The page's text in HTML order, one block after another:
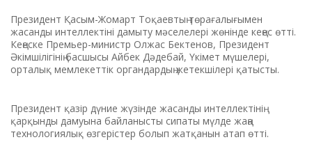
Президент Қасым-Жомарт Тоқаевтың төрағалығымен
жасанды интеллектіні дамыту мәселелері жөнінде кеңес өтті.
Кеңеске Премьер-министр Олжас Бектенов, Президент
Әкімшілігінің басшысы Айбек Дәдебай, Үкімет мүшелері,
орталық мемлекеттік органдардың жетекшілері қатысты.
Президент қазір дүние жүзінде жасанды интеллектінің
қарқынды дамуына байланысты сипаты мүлде жаңа
технологиялық өзгерістер болып жатқанын атап өтті.